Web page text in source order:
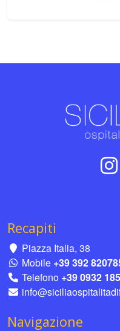
Recapiti
Piazza Italia, 38
Mobile +39 392
Telefono +39 0932
Navigazione